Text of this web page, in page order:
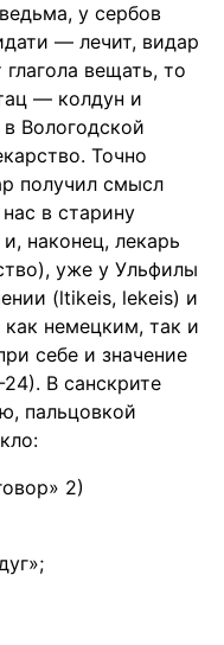
у сербов
— лечит, видар
вещать, то
— колдун и
Вологодской
Точно
получил смысл
в старину
наконец, лекарь
уже у Ульфилы
(ltikeis, lekeis) и
немецким, так и
себе и значение
В санскрите
пальцовкой
2)